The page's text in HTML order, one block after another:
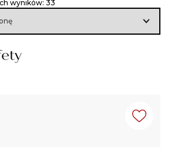
wyników: 33